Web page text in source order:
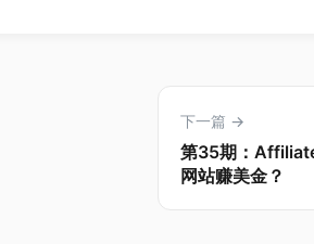
下一篇 →
第35期：
网站赚美金？